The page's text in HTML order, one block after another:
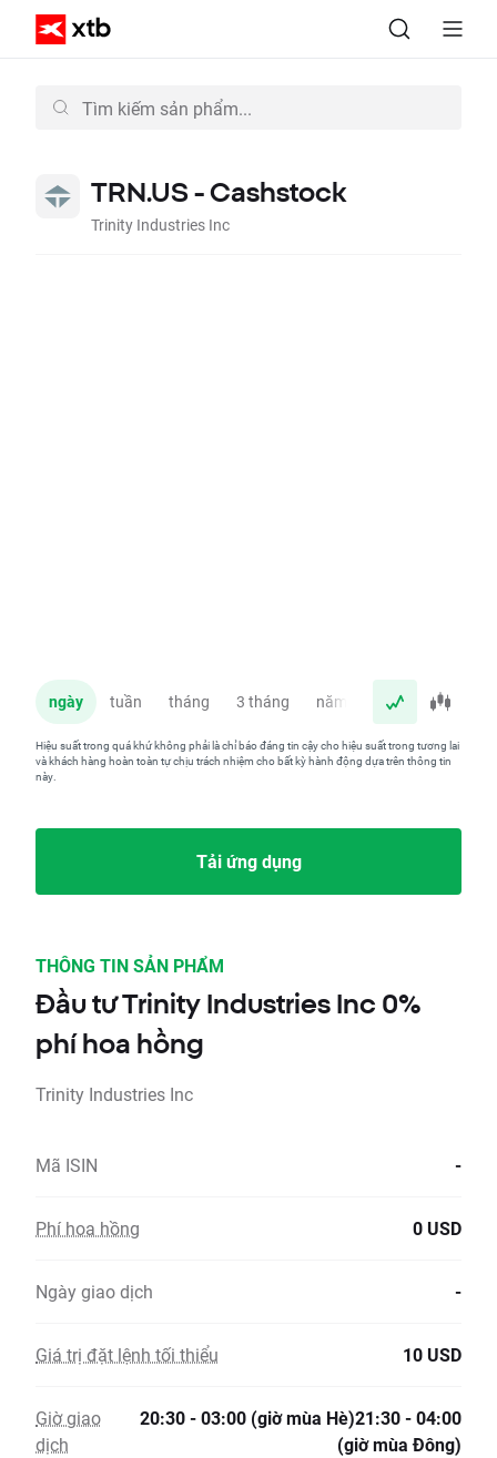
TRN.US - Cashstock
Trinity Industries Inc
ngày tuần tháng 3 tháng năm
Hiệu suất trong quá khứ không phải là chỉ báo đáng tin cậy cho hiệu suất trong tương lai
và khách hàng hoàn toàn tự chịu trách nhiệm cho bất kỳ hành động dựa trên thông tin
này.
Tải ứng dụng
THÔNG TIN SẢN PHẨM
Đầu tư Trinity Industries Inc 0%
phí hoa hồng
Trinity Industries Inc
Mã ISIN -
Phí hoa hồng 0 USD
Ngày giao dịch -
Giá trị đặt lệnh tối thiểu 10 USD
Giờ giao
dịch
20:30 - 03:00 (giờ mùa Hè)21:30 - 04:00
(giờ mùa Đông)